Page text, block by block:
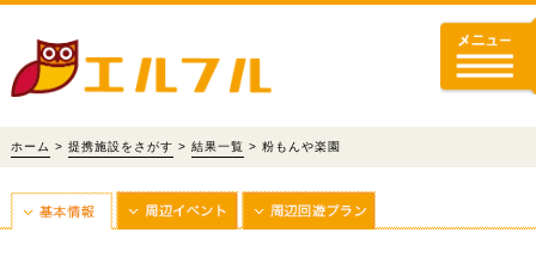
ホーム > 提携施設をさがす > 結果一覧 > 粉もんや楽園